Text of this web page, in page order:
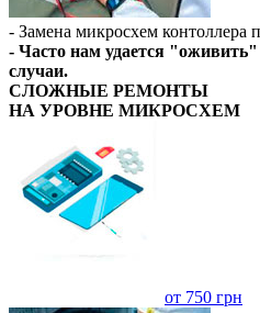
- Замена микросхем контоллера
- Часто нам удается
случаи.
СЛОЖНЫЕ РЕМОНТЫ
НА УРОВНЕ МИКРОСХЕМ
от 750 грн